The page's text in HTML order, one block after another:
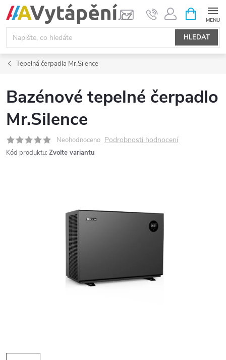
Přejít
na
obsah
HLEDAT
NÁKUPNÍ
KOŠÍK
Tepelná čerpadla Mr.Silence
Bazénové tepelné čerpadlo
Mr.Silence
Neohodnoceno Podrobnosti hodnocení
Kód produktu: Zvolte variantu